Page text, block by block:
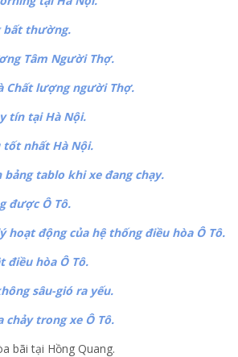
bất thường.
Tâm Người Thợ.
Chất lượng người Thợ.
tín tại Hà Nội.
tốt nhất Hà Nội.
tablo khi xe đang chạy.
được Ô Tô.
hoạt động của hệ thống điều hòa Ô Tô.
điều hòa Ô Tô.
sâu-gió ra yếu.
trong xe Ô Tô.
bãi tại Hồng Quang.